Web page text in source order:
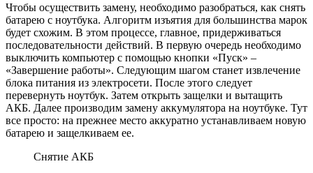
Чтобы осуществить замену, необходимо разобраться, как снять
батарею с ноутбука. Алгоритм изъятия для большинства марок
будет схожим. В этом процессе, главное, придерживаться
последовательности действий. В первую очередь необходимо
выключить компьютер с помощью кнопки «Пуск» –
«Завершение работы». Следующим шагом станет извлечение
блока питания из электросети. После этого следует
перевернуть ноутбук. Затем открыть защелки и вытащить
АКБ. Далее производим замену аккумулятора на ноутбуке. Тут
все просто: на прежнее место аккуратно устанавливаем новую
батарею и защелкиваем ее.
Снятие АКБ